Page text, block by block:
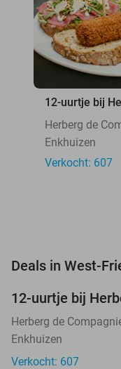
12-uurtje bij
Herberg de
Enkhuizen
Verkocht: 607
Deals in West-
12-uurtje bij
Herberg de
Enkhuizen
Verkocht: 607